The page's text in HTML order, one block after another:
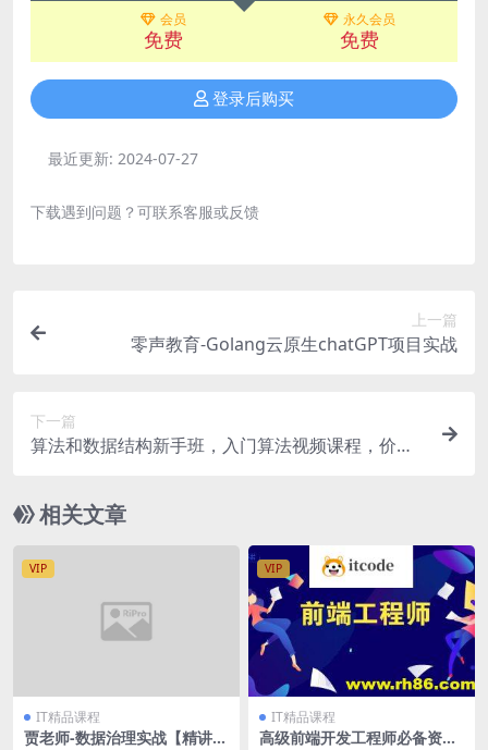
会员
免费
永久会员
免费
登录后购买
最近更新: 2024-07-27
下载遇到问题？可联系客服或反馈
上一篇
零声教育-Golang云原生chatGPT项目实战
下一篇
算法和数据结构新手班，入门算法视频课程，价值3
相关文章
VIP
IT精品课程
贾老师-数据治理实战【精讲
VIP
IT精品课程
高级前端开发工程师必备资料